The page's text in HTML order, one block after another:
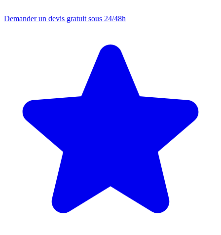
Demander un devis gratuit sous 24/48h